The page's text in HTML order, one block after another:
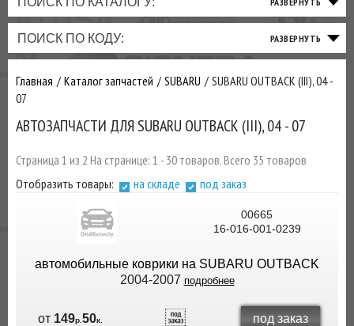
ПОИСК ПО КОДУ:
Главная Каталог запчастей SUBARU
SUBARU OUTBACK (III), 04 -
07
АВТОЗАПЧАСТИ ДЛЯ SUBARU OUTBACK (III), 04 - 07
Страница 1 из 2 На странице: 1 - 30 товаров. Всего 35 товаров
Отобразить товары:
на складе под заказ
00665
16-016-001-0239
автомобильные коврики на SUBARU OUTBACK
2004-2007 подробнее
от 149р. 50к. под заказ
Беларусь
+375
+375
ТО
ФИЛЬТРА
ТОРМОЗНАЯ
СИСТЕМА
ПОДВЕСКА
РУЛЕВОЕ
ТРАНСМИССИЯ
ПРИВОД
ДВИГАТЕЛЬ
ВЫХЛОП
ЭЛЕКТРИКА
ОСВЕЩЕНИЕ
ДОБАВИВ
МАСЛАИ ДРУГИЕ
ЗАКАЗУ ЧЕРЕЗ
МЕНЕДЖЕРА